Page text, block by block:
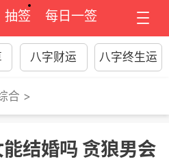
抽签 每日一签
八字财运 八字终生运
合 >
结婚吗 贪狼男会